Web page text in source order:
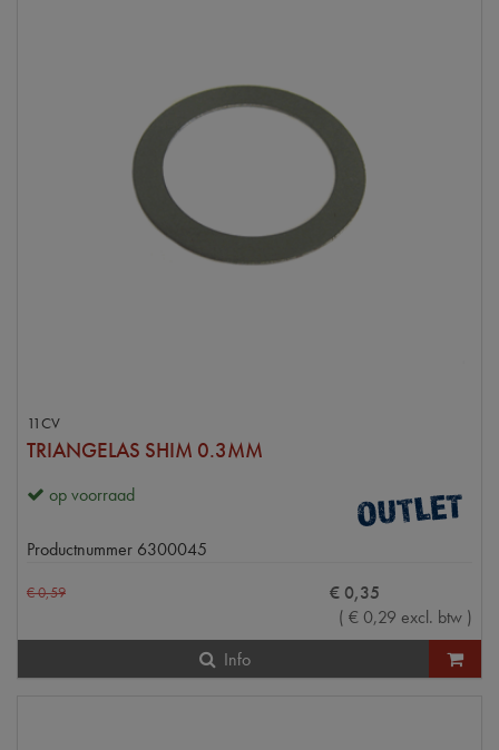
11CV
TRIANGELAS SHIM 0.3MM
op voorraad
Productnummer 6300045
€0,59 € 0,35
( € 0,29 excl. btw )
Info